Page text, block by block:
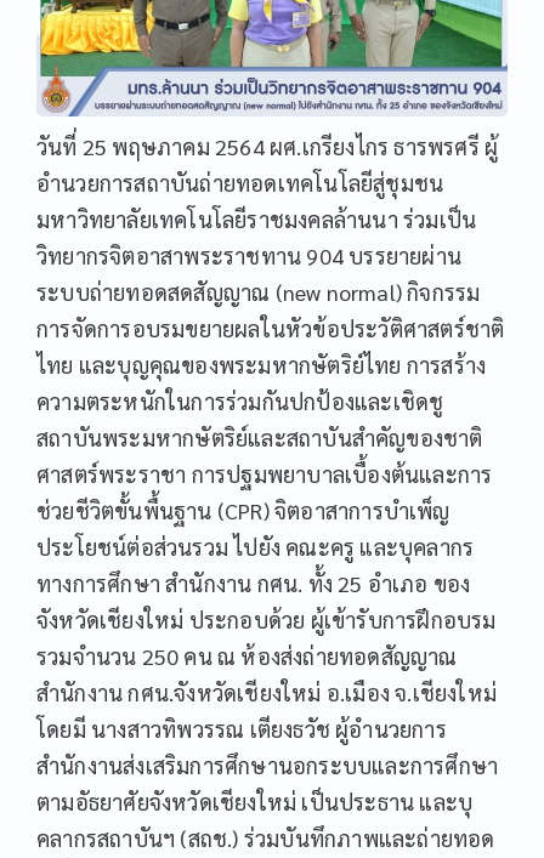
วันที่ 25 พฤษภาคม 2564 ผศ.เกรียงไกร ธารพรศรี ผู้
อำนวยการสถาบันถ่ายทอดเทคโนโลยีสู่ชุมชน
มหาวิทยาลัยเทคโนโลยีราชมงคลล้านนา ร่วมเป็น
วิทยากรจิตอาสาพระราชทาน 904 บรรยายผ่าน
ระบบถ่ายทอดสดสัญญาณ (new normal) กิจกรรม
การจัดการอบรมขยายผลในหัวข้อประวัติศาสตร์ชาติ
ไทย และบุญคุณของพระมหากษัตริย์ไทย การสร้าง
ความตระหนักในการร่วมกันปกป้องและเชิดชู
สถาบันพระมหากษัตริย์และสถาบันสำคัญของชาติ
ศาสตร์พระราชา การปฐมพยาบาลเบื้องต้นและการ
ช่วยชีวิตขั้นพื้นฐาน (CPR) จิตอาสาการบำเพ็ญ
ประโยชน์ต่อส่วนรวม ไปยัง คณะครู และบุคลากร
ทางการศึกษา สำนักงาน กศน. ทั้ง 25 อำเภอ ของ
จังหวัดเชียงใหม่ ประกอบด้วย ผู้เข้ารับการฝึกอบรม
รวมจำนวน 250 คน ณ ห้องส่งถ่ายทอดสัญญาณ
สำนักงาน กศน.จังหวัดเชียงใหม่ อ.เมือง จ.เชียงใหม่
โดยมี นางสาวทิพวรรณ เตียงธวัช ผู้อำนวยการ
สำนักงานส่งเสริมการศึกษานอกระบบและการศึกษา
ตามอัธยาศัยจังหวัดเชียงใหม่ เป็นประธาน และบุ
คลากรสถาบันฯ (สถช.) ร่วมบันทึกภาพและถ่ายทอด